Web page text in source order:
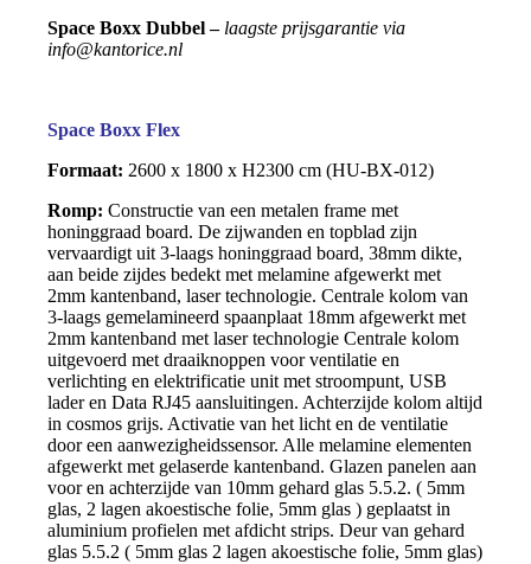
Space Boxx Dubbel – laagste prijsgarantie via
info@kantorice.nl
Space Boxx Flex
Formaat: 2600 x 1800 x H2300 cm (HU-BX-012)
Romp: Constructie van een metalen frame met
honinggraad board. De zijwanden en topblad zijn
vervaardigt uit 3-laags honinggraad board, 38mm dikte,
aan beide zijdes bedekt met melamineafgewerkt met
2mm kantenband, laser technologie. Centrale kolom van
3-laags gemelamineerd spaanplaat 18mm afgewerkt met
2mm kantenband met laser technologie Centrale kolom
uitgevoerd met draaiknoppen voor ventilatie en
verlichting en elektrificatie unit met stroompunt, USB
lader en Data RJ45 aansluitingen. Achterzijde kolom altijd
in cosmos grijs. Activatie van het licht en de ventilatie
door een aanwezigheidssensor. Alle melamine elementen
afgewerkt met gelaserde kantenband. Glazen panelen aan
voor en achterzijde van 10mm gehard glas 5.5.2. ( 5mm
glas, 2 lagen akoestische folie, 5mm glas ) geplaatst in
aluminium profielen met afdicht strips. Deur van gehard
glas 5.5.2 ( 5mm glas 2 lagen akoestische folie, 5mm glas)